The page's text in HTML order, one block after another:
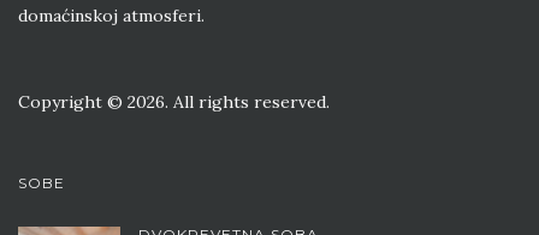
domaćinskoj atmosferi.
Copyright © 2026. All rights reserved.
SOBE